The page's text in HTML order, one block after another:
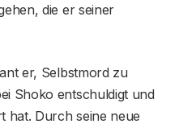
die er seiner
er, Selbstmord zu
Shoko entschuldigt und
hat. Durch seine neue